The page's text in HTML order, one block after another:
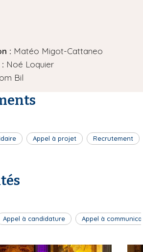
: Matéo Migot-Cattaneo
Noé Loquier
Bil
Appel à projet Recrutement
Appel à candidature Appel à